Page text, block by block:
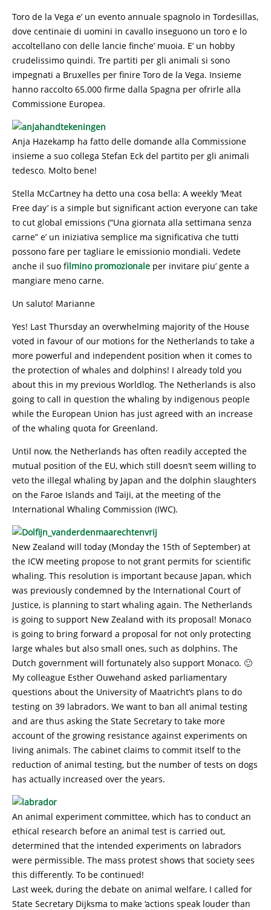
Toro de la Vega e’ un evento annuale spagnolo in Tordesillas,
dove centinaie di uomini in cavallo inseguono un toro e lo
accoltellano con delle lancie finche’ muoia. E’ un hobby
crudelissimo quindi. Tre partiti per gli animali si sono
impegnati a Bruxelles per finire Toro de la Vega. Insieme
hanno raccolto 65.000 firme dalla Spagna per ofrirle alla
Commissione Europea.
Anja Hazekamp ha fatto delle domande alla Commissione
insieme a suo collega Stefan Eck del partito per gli animali
tedesco. Molto bene!
Stella McCartney ha detto una cosa bella: A weekly ‘Meat
Free day’ is a simple but significant action everyone can take
to cut global emissions (“Una giornata alla settimana senza
carne” e’ un iniziativa semplice ma significativa che tutti
possono fare per tagliare le emissionio mondiali. Vedete
anche il suo filmino promozionale per invitare piu’ gente a
mangiare meno carne.
Un saluto! Marianne
Yes! Last Thursday an overwhelming majority of the House
voted in favour of our motions for the Netherlands to take a
more powerful and independent position when it comes to
the protection of whales and dolphins! I already told you
about this in my previous Worldlog. The Netherlands is also
going to call in question the whaling by indigenous people
while the European Union has just agreed with an increase
of the whaling quota for Greenland.
Until now, the Netherlands has often readily accepted the
mutual position of the EU, which still doesn’t seem willing to
veto the illegal whaling by Japan and the dolphin slaughters
on the Faroe Islands and Taiji, at the meeting of the
International Whaling Commission (IWC).
New Zealand will today (Monday the 15th of September) at
the ICW meeting propose to not grant permits for scientific
whaling. This resolution is important because Japan, which
was previously condemned by the International Court of
Justice, is planning to start whaling again. The Netherlands
is going to support New Zealand with its proposal! Monaco
is going to bring forward a proposal for not only protecting
large whales but also small ones, such as dolphins. The
Dutch government will fortunately also support Monaco. 🙂
My colleague Esther Ouwehand asked parliamentary
questions about the University of Maatricht’s plans to do
testing on 39 labradors. We want to ban all animal testing
and are thus asking the State Secretary to take more
account of the growing resistance against experiments on
living animals. The cabinet claims to commit itself to the
reduction of animal testing, but the number of tests on dogs
has actually increased over the years.
An animal experiment committee, which has to conduct an
ethical research before an animal test is carried out,
determined that the intended experiments on labradors
were permissible. The mass protest shows that society sees
this differently. To be continued!
Last week, during the debate on animal welfare, I called for
State Secretary Dijksma to make ‘actions speak louder than